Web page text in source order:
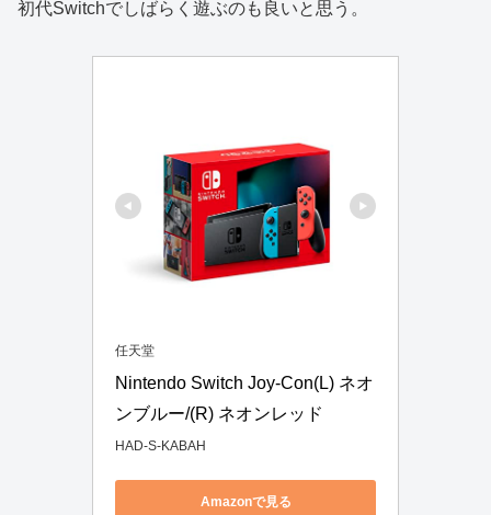
初代Switchでしばらく遊ぶのも良いと思う。
任天堂
Nintendo Switch Joy-Con(L) ネオ
ンブルー/(R) ネオンレッド
HAD-S-KABAH
Amazonで見る